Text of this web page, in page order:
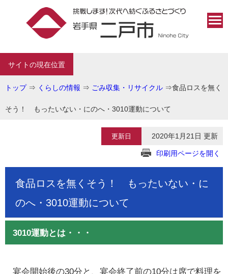
サイトの現在位置
トップ⇒ くらしの情報 ⇒ ごみ収集・リサイクル ⇒食品ロスを無く
そう！ もったいない・にのへ・3010運動について
更新日 2020年1月21日 更新
印刷用ページを開く
食品ロスを無くそう！ もったいない・に
のへ・3010運動について
3010運動とは・・・
宴会開始後の30分と、宴会終了前の10分は席で料理を